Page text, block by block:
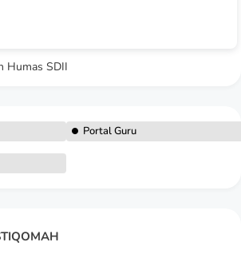
Humas SDII
Portal Guru